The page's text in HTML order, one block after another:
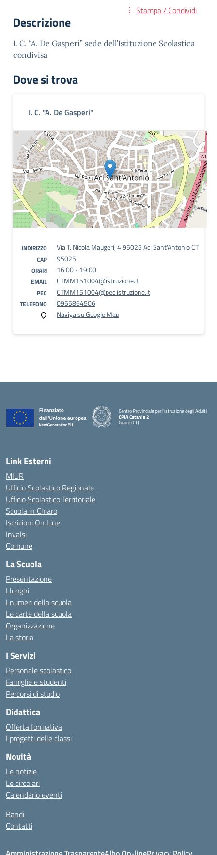
Stampa / Condividi
Descrizione
I. C. “A. De Gasperi” sede dell’Istituzione Scolastica
condivisa
Dove si trova
I. C. "A. De Gasperi"
INDIRIZZO Via T. Nicola Maugeri, 4 95025 Aci Sant'Antonio CT
CAP 95025
ORARI 16:00 - 19:00
EMAIL CTMM151004@istruzione.it
PEC CTMM151004@pec.istruzione.it
TELEFONO
0955864506
Naviga su Google Map
Centro Provinciale per l'istruzione degli Adulti
CPIA Catania 2
Giarre (CT)
Link Esterni
MIUR
Ufficio Scolastico Regionale
Ufficio Scolastico Territoriale
Scuola in Chiaro
Iscrizioni On Line
Invalsi
Comune
La Scuola
Presentazione
I luoghi
I numeri della scuola
Le carte della scuola
Organizzazione
La storia
I Servizi
Personale scolastico
Famiglie e studenti
Percorsi di studio
Didattica
Offerta formativa
I progetti delle classi
Novità
Le notizie
Le circolari
Calendario eventi
Bandi
Contatti